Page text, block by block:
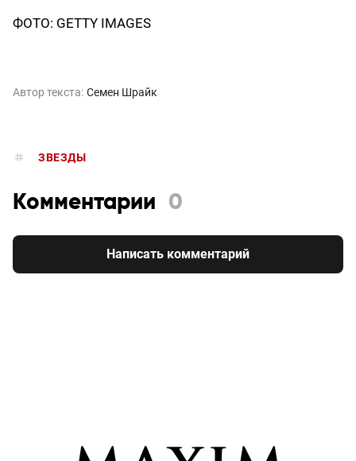
ФОТО: GETTY IMAGES
Автор текста: Семен Шрайк
ЗВЕЗДЫ
Комментарии 0
Написать комментарий